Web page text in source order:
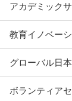
アカデミック
教育イノベー
グローバル日
ボランティア